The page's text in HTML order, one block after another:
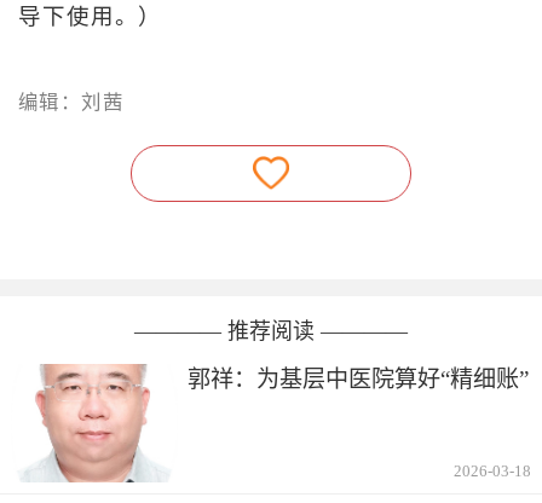
导下使用。）
编辑：刘茜
———— 推荐阅读 ————
郭祥：为基层中医院算好“精细账”
2026-03-18